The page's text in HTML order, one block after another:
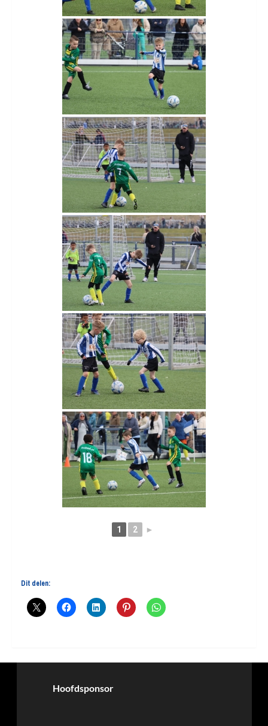
1 2 ►
Dit delen:
Hoofdsponsor